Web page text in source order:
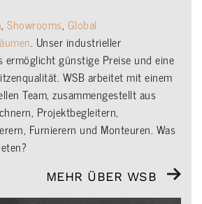
, Showrooms, Global
. Unser industrieller
ermöglicht günstige Preise und eine
WSB arbeitet mit einem
Team, zusammengestellt aus
Projektbegleitern,
Furnierern und Monteuren. Was
MEHR ÜBER WSB